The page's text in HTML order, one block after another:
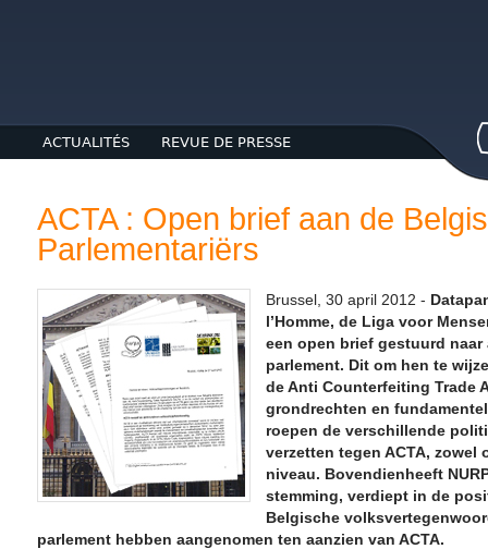
ACTUALITÉS REVUE DE PRESSE
ACTA : Open brief aan de
Parlementariërs
Brussel, 30 april 2012 -
l’Homme, de Liga voor
een open brief gestuurd
parlement. Dit om hen te
de Anti Counterfeiting Trade
grondrechten en
roepen de verschillende
verzetten tegen ACTA,
niveau. Bovendienheeft
stemming, verdiept in de
Belgische
parlement hebben aangenomen ten aanzien van ACTA.